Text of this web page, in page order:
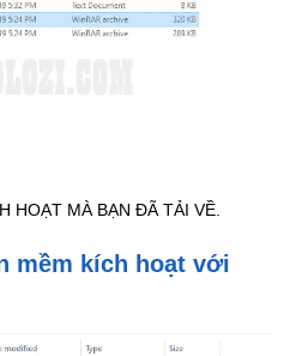
HOẠT MÀ BẠN ĐÃ TẢI VỀ.
mềm kích hoạt với